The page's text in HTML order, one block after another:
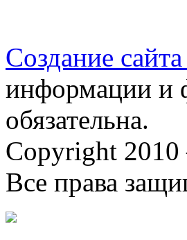
Создание
информации и
обязательна.
Copyright
Все права